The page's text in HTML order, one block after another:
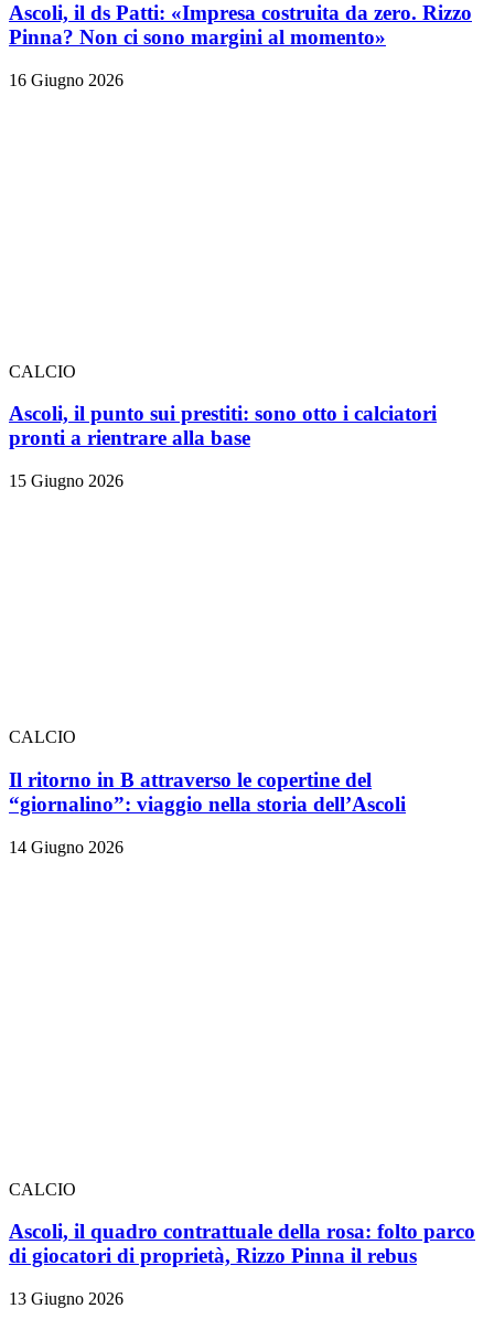
Ascoli, il ds Patti: «Impresa costruita da zero. Rizzo
Pinna? Non ci sono margini al momento»
16 Giugno 2026
CALCIO
Ascoli, il punto sui prestiti: sono otto i calciatori
pronti a rientrare alla base
15 Giugno 2026
CALCIO
Il ritorno in B attraverso le copertine del
“giornalino”: viaggio nella storia dell’Ascoli
14 Giugno 2026
CALCIO
Ascoli, il quadro contrattuale della rosa: folto parco
di giocatori di proprietà, Rizzo Pinna il rebus
13 Giugno 2026